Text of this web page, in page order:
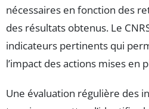
nécessaires en fonction des
des résultats obtenus. Le
indicateurs pertinents qui
l’impact des actions mises en
Une évaluation régulière des